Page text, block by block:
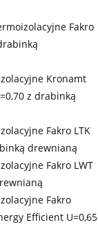
Fakro
Kronamt
z drabinką
Fakro LTK
drewnianą
Fakro LWT
Fakro
Efficient U=0,65